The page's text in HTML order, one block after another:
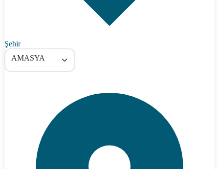
Şehir
AMASYA